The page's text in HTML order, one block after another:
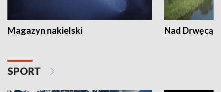
Magazyn nakielski Nad Drwęcą
SPORT